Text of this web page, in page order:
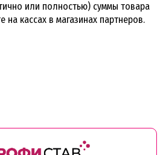
или полностью) суммы товара
на кассах в магазинах партнеров.